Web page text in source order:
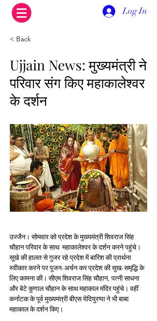
Log In
< Back
Ujjain News: मुख्यमंत्री ने
परिवार संग किए महाकालेश्वर
के दर्शन
उज्जैन। सोमवार को प्रदेश के मुख्यमंत्री शिवराज सिंह
चौहान परिवार के साथ  महाकालेश्वर के दर्शन करने पहुंचे।
सूखे की हालत से गुजर रहे प्रदेश में बारिश की प्रार्थना
स्वीकार करने पर पूजन-अर्चन कर प्रदेश की सुख-समृद्धि के
लिए कामना की। सीएम शिवराज सिंह चौहान, पत्नी साधना
और बेटे कुणाल चौहान के साथ महाकाल मंदिर पहुंचे। वहीं
कर्नाटक के पूर्व मुख्यमंत्री बीएस येदियुरप्पा ने भी बाबा
महाकाल के दर्शन किए।